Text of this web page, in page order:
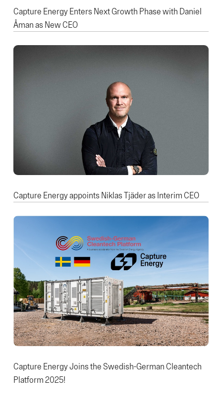
Capture Energy Enters Next Growth Phase with Daniel
Åman as New CEO
Capture Energy appoints Niklas Tjäder as Interim CEO
Capture Energy Joins the Swedish-German Cleantech
Platform 2025!